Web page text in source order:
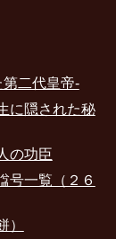
二代皇帝-
に隠された秘
の功臣
号一覧（２６
）